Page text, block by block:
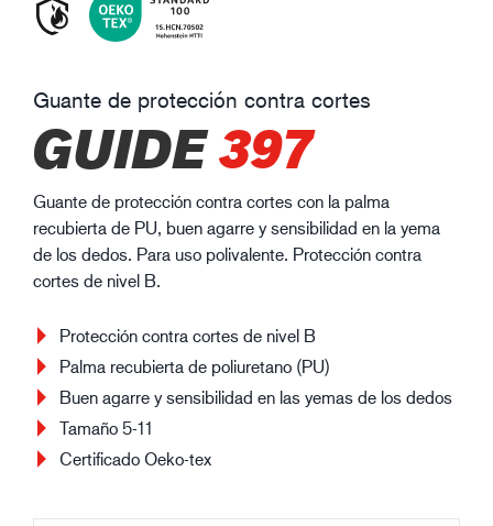
Guante de protección contra cortes
GUIDE397
Guante de protección contra cortes con la palma
recubierta de PU, buen agarre y sensibilidad en la yema
de los dedos. Para uso polivalente. Protección contra
cortes de nivel B.
Protección contra cortes de nivel B
Palma recubierta de poliuretano (PU)
Buen agarre y sensibilidad en las yemas de los dedos
Tamaño 5-11
Certificado Oeko-tex